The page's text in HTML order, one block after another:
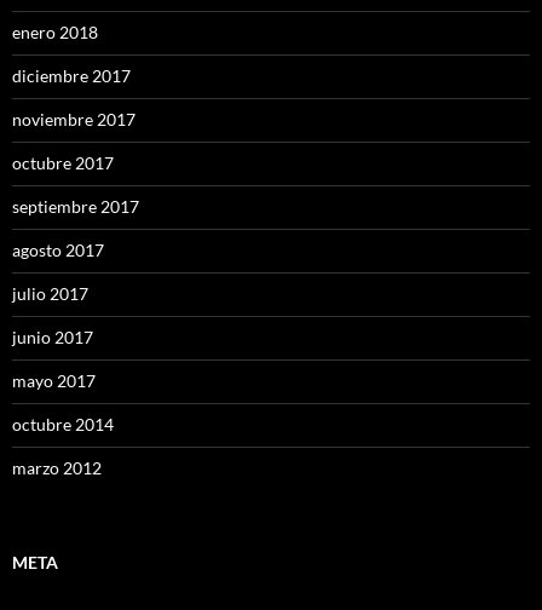
enero 2018
diciembre 2017
noviembre 2017
octubre 2017
septiembre 2017
agosto 2017
julio 2017
junio 2017
mayo 2017
octubre 2014
marzo 2012
META